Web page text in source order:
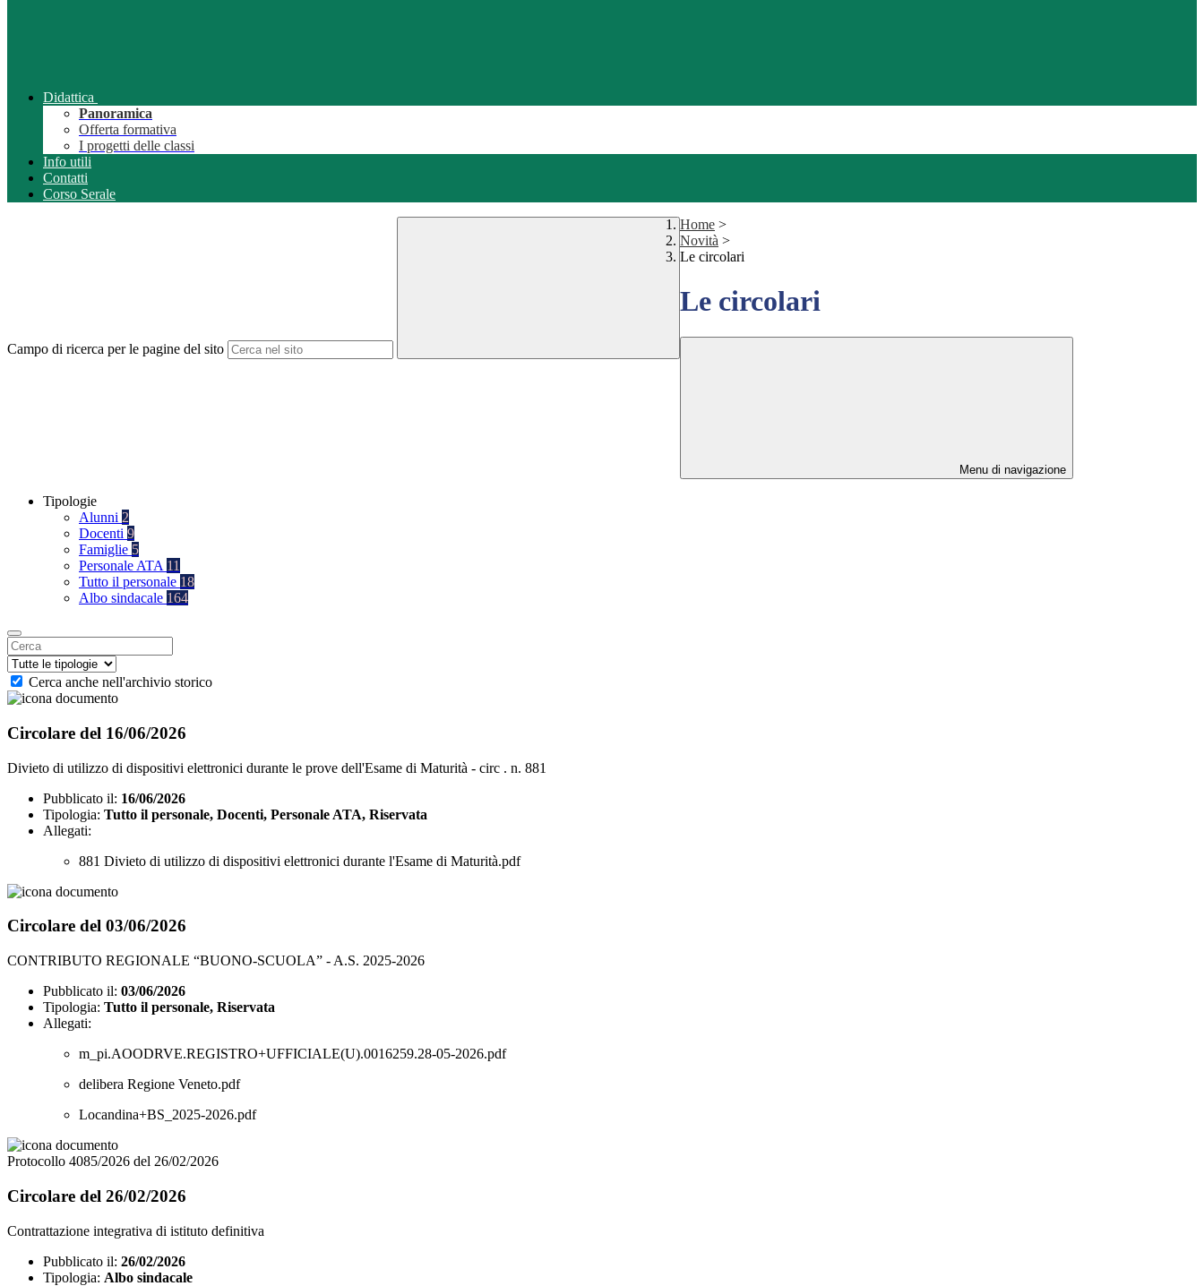
Didattica
Panoramica
Offerta formativa
I progetti delle classi
Info utili
Contatti
Corso Serale
Campo di ricerca per le pagine del sito
Home >
Novità >
Le circolari
Le circolari
Menu di navigazione
Tipologie
Alunni 2
Docenti 9
Famiglie 5
Personale ATA 11
Tutto il personale 18
Albo sindacale 164
Cerca anche nell'archivio storico
Circolare del 16/06/2026
Divieto di utilizzo di dispositivi elettronici durante le prove dell'Esame di Maturità - circ . n. 881
Pubblicato il: 16/06/2026
Tipologia: Tutto il personale, Docenti, Personale ATA, Riservata
Allegati:
881 Divieto di utilizzo di dispositivi elettronici durante l'Esame di Maturità.pdf
Circolare del 03/06/2026
CONTRIBUTO REGIONALE “BUONO-SCUOLA” - A.S. 2025-2026
Pubblicato il: 03/06/2026
Tipologia: Tutto il personale, Riservata
Allegati:
m_pi.AOODRVE.REGISTRO+UFFICIALE(U).0016259.28-05-2026.pdf
delibera Regione Veneto.pdf
Locandina+BS_2025-2026.pdf
Protocollo 4085/2026 del 26/02/2026
Circolare del 26/02/2026
Contrattazione integrativa di istituto definitiva
Pubblicato il: 26/02/2026
Tipologia: Albo sindacale